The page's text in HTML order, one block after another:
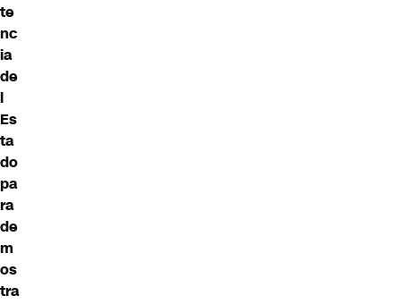
te
nc
ia
de
l
Es
ta
do
pa
ra
de
m
os
tra